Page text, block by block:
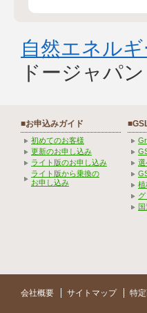
自然エネル
ドージャパ
■お申込みガイド
初めてのお客様
更新のお申し込み
ライト版のお申し込み
ライト版から乗換の
お申し込み
選
植
会社概要 サイトマップ 特